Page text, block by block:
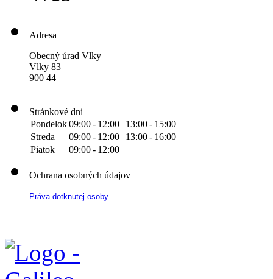
Adresa
Obecný úrad Vlky
Vlky 83
900 44
Stránkové dni
Pondelok09:00- 12:00 13:00- 15:00
Streda
09:00- 12:00 13:00- 16:00
Piatok
09:00- 12:00
Ochrana osobných údajov
Práva dotknutej osoby